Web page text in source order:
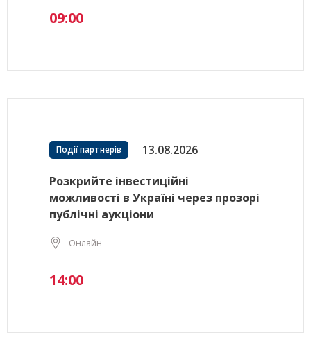
09:00
Події партнерів 13.08.2026
Розкрийте інвестиційні
можливості в Україні через прозорі
публічні аукціони
Онлайн
14:00